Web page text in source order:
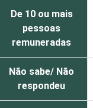
De 10 ou mais
pessoas
remuneradas
Não sabe/ Não
respondeu